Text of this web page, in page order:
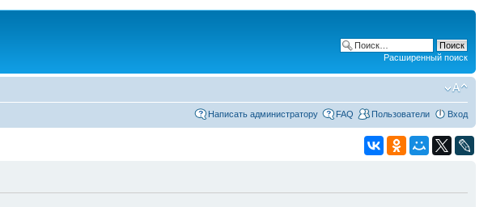
Расширенный поиск
Написать администратору FAQ Пользователи Вход